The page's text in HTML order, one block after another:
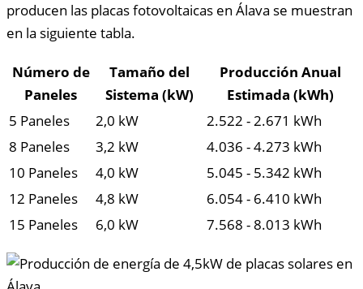
producen las placas fotovoltaicas en Álava se muestran
en la siguiente tabla.
Número de
Paneles
Tamaño del
Sistema (kW)
Producción Anual
Estimada (kWh)
5 Paneles
2,0 kW
2.522 - 2.671 kWh
8 Paneles
3,2 kW
4.036 - 4.273 kWh
10 Paneles
4,0 kW
5.045 - 5.342 kWh
12 Paneles
4,8 kW
6.054 - 6.410 kWh
15 Paneles
6,0 kW 7.568 - 8.013 kWh